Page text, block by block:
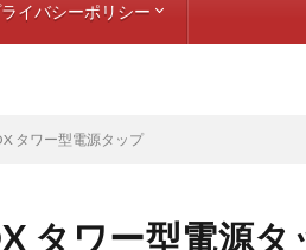
イバシーポリシー
タワー型電源タップ
タワー型電源タ